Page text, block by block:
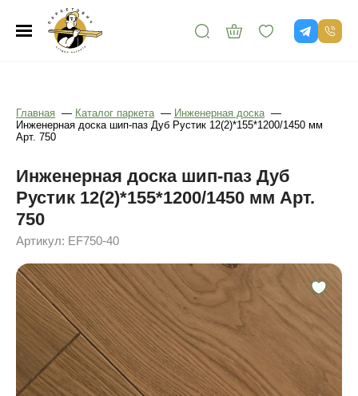
Главная — Каталог паркета — Инженерная доска —
Инженерная доска шип-паз Дуб Рустик 12(2)*155*1200/1450 мм
Арт. 750
Инженерная доска шип-паз Дуб
Рустик 12(2)*155*1200/1450 мм Арт.
750
Артикул: EF750-40